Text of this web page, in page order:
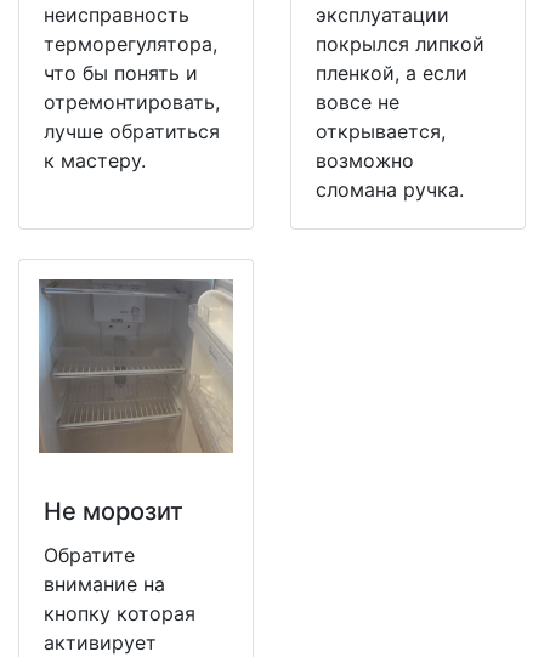
неисправность
терморегулятора,
что бы понять и
отремонтировать,
лучше обратиться
к мастеру.
эксплуатации
покрылся липкой
пленкой, а если
вовсе не
открывается,
возможно
сломана ручка.
Не морозит
Обратите
внимание на
кнопку которая
активирует